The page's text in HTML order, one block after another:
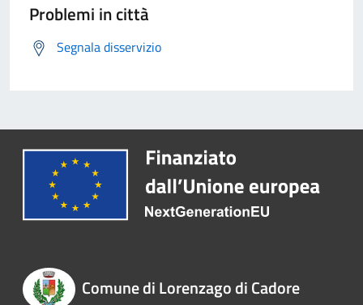
Problemi in città
Segnala disservizio
Comune di Lorenzago di Cadore